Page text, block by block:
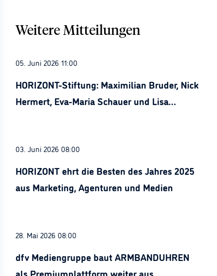
Weitere Mitteilungen
05. Juni 2026 11:00
HORIZONT-Stiftung: Maximilian Bruder, Nick
Hermert, Eva-Maria Schauer und Lisa
03. Juni 2026 08:00
HORIZONT ehrt die Besten des Jahres 2025
aus Marketing, Agenturen und Medien
28. Mai 2026 08:00
dfv Mediengruppe baut ARMBANDUHREN
als Premiumplattform weiter aus